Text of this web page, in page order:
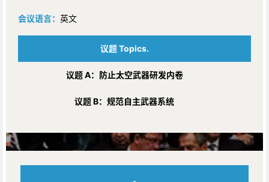
会议语言： 英文
议题 Topics.
议题 A： 防止太空武器研发内卷
议题 B： 规范自主武器系统